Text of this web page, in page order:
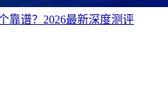
靠谱？2026最新深度测评